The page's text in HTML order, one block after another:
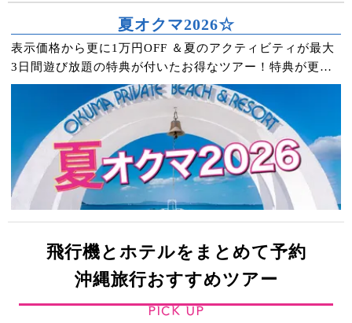
夏オクマ2026☆
表示価格から更に1万円OFF ＆夏のアクティビティが最大
3日間遊び放題の特典が付いたお得なツアー！特典が更に
豪華なプレミアムプランもあります。
飛行機とホテルをまとめて予約
沖縄旅行おすすめツアー
PICK UP